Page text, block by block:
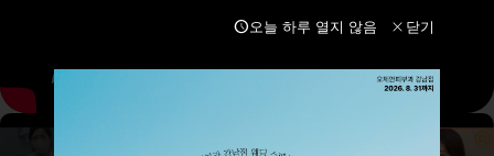
schedule 오늘 하루 열지 않음 close 닫기